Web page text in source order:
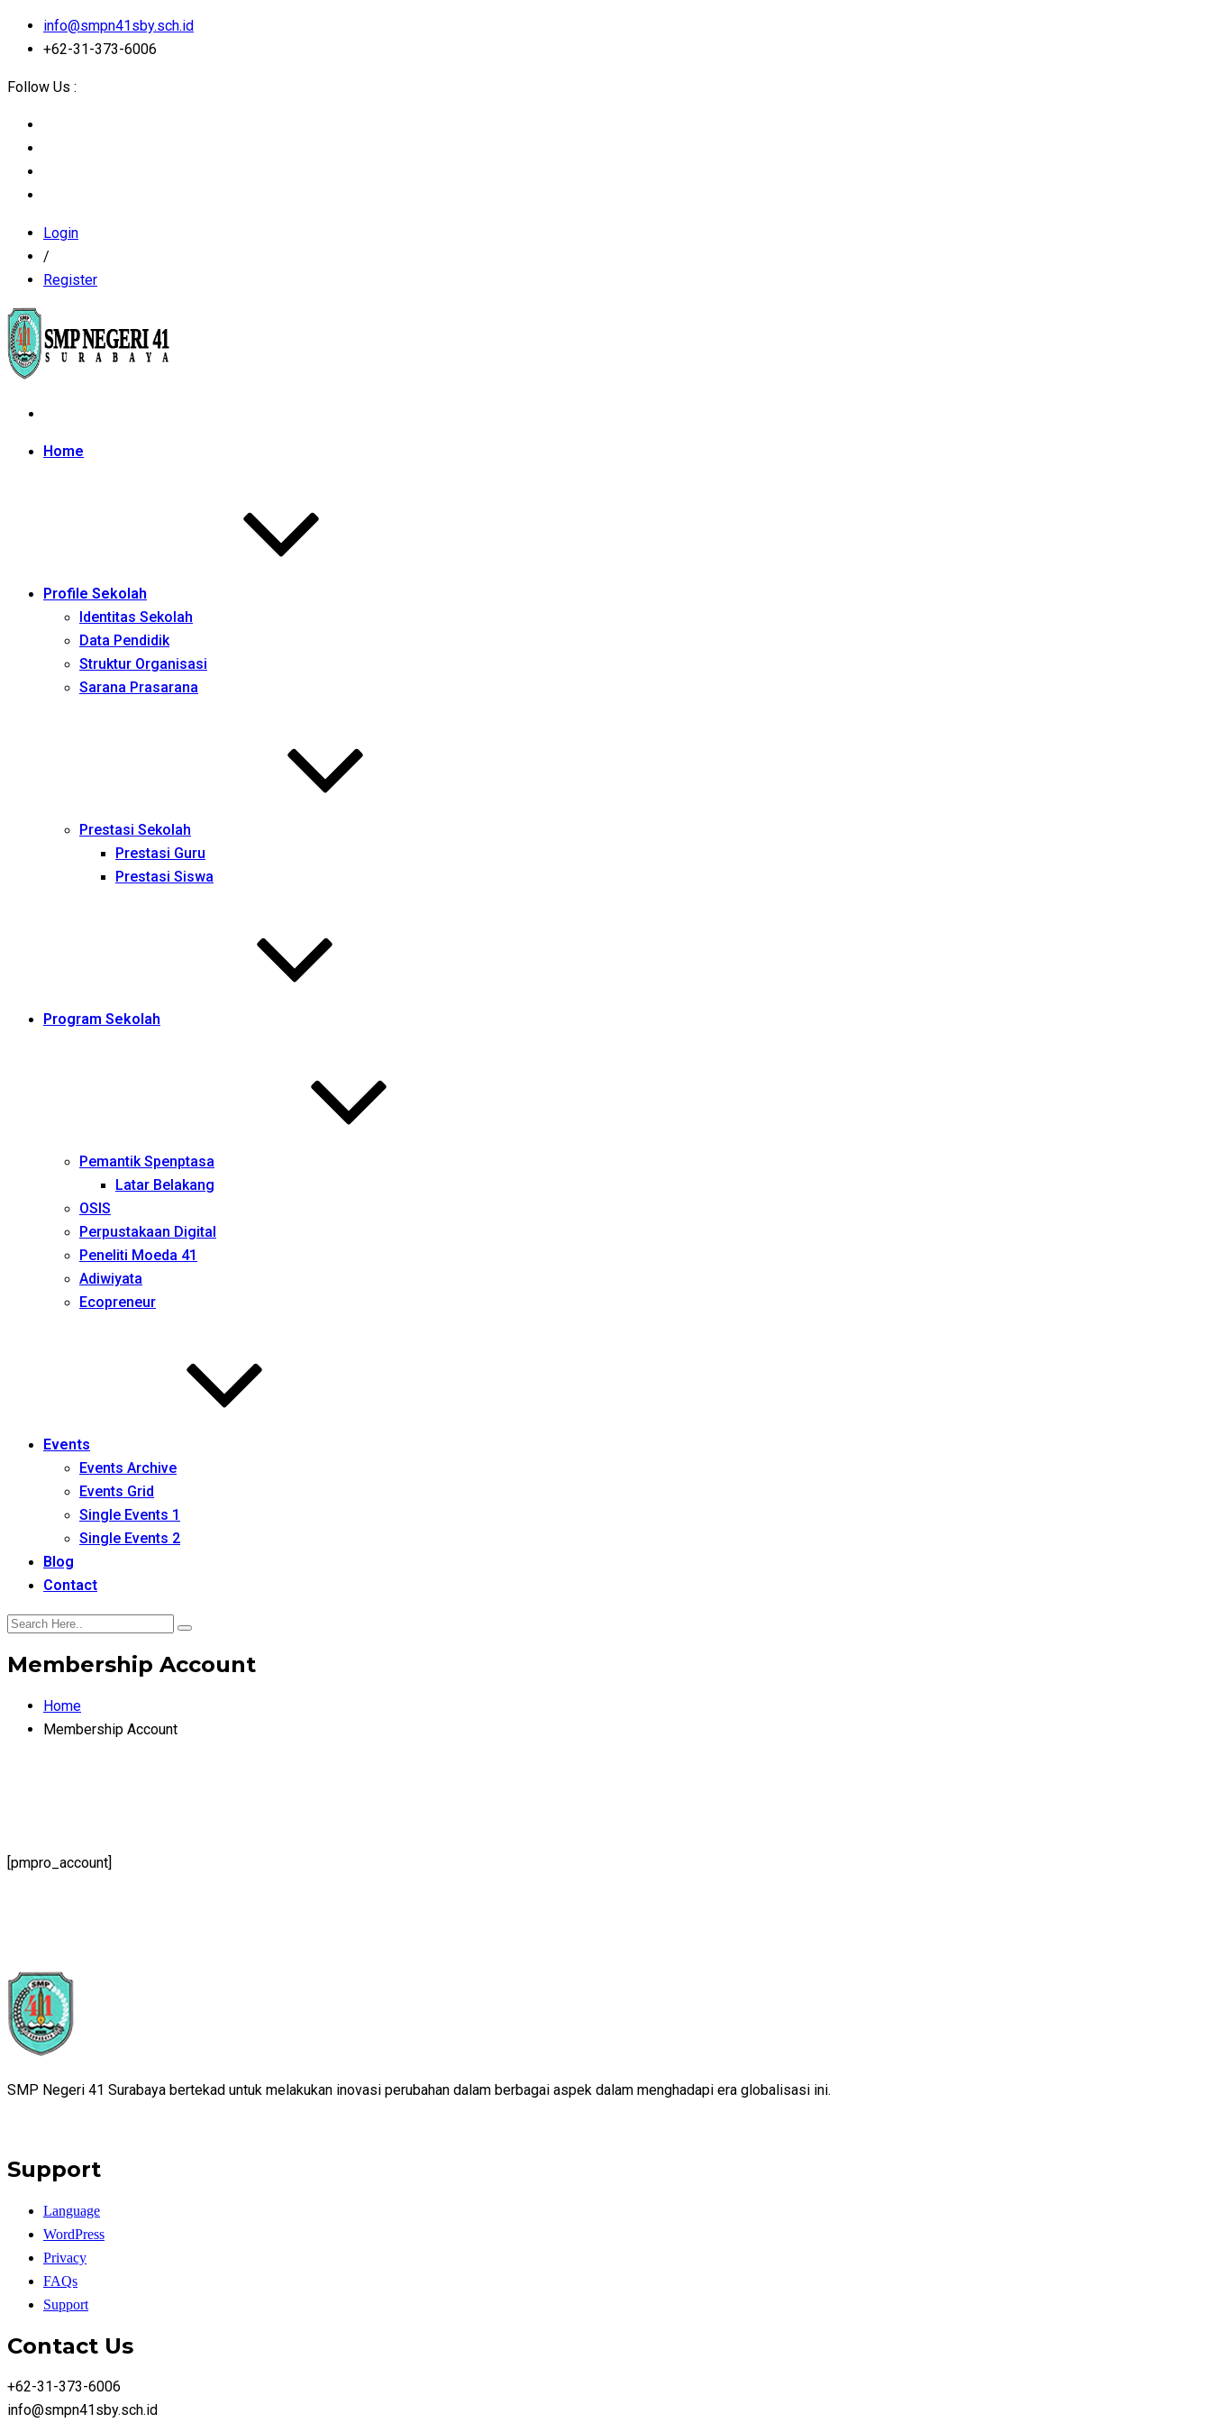
info@smpn41sby.sch.id
+62-31-373-6006
Follow Us :
Login
/
Register
Home
Profile Sekolah
Identitas Sekolah
Data Pendidik
Struktur Organisasi
Sarana Prasarana
Prestasi Sekolah
Prestasi Guru
Prestasi Siswa
Program Sekolah
Pemantik Spenptasa
Latar Belakang
OSIS
Perpustakaan Digital
Peneliti Moeda 41
Adiwiyata
Ecopreneur
Events
Events Archive
Events Grid
Single Events 1
Single Events 2
Blog
Contact
Membership Account
Home
Membership Account
[pmpro_account]
SMP Negeri 41 Surabaya bertekad untuk melakukan inovasi perubahan dalam berbagai aspek dalam menghadapi era globalisasi ini.
Support
Language
WordPress
Privacy
FAQs
Support
Contact Us
+62-31-373-6006
info@smpn41sby.sch.id